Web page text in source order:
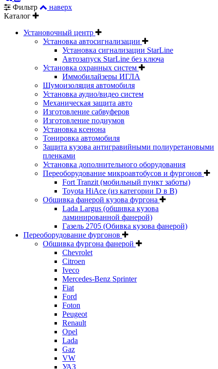
Фильтр
наверх
Каталог
Установочный центр
Установка автосигнализации
Установка сигнализации StarLine
Автозапуск StarLine без ключа
Установка охранных систем
Иммобилайзеры ИГЛА
Шумоизоляция автомобиля
Установка аудио/видео систем
Механическая защита авто
Изготовление сабвуферов
Изготовление подиумов
Установка ксенона
Тонировка автомобиля
Защита кузова антигравийными полиуретановыми
пленками
Установка дополнительного оборудования
Переоборудование микроавтобусов и фургонов
Fort Tranzit (мобильный пункт заботы)
Toyota HiAce (из категории D в B)
Обшивка фанерой кузова фургона
Lada Largus (обшивка кузова
ламинированной фанерой)
Газель 2705 (Обивка кузова фанерой)
Переоборудование фургонов
Обшивка фургона фанерой
Chevrolet
Citroen
Iveco
Mercedes-Benz Sprinter
Fiat
Ford
Foton
Peugeot
Renault
Opel
Lada
Gaz
VW
УАЗ